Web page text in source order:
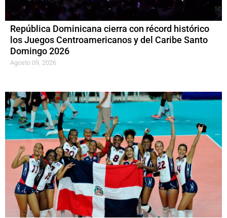
República Dominicana cierra con récord histórico
los Juegos Centroamericanos y del Caribe Santo
Domingo 2026
Agosto 09, 2026